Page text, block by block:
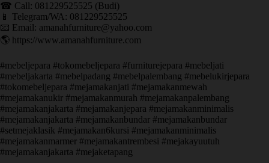
☎ Call: 081229525525 (Budi)
📱 Telegram/WA: 081229525525
📧 Email: amanahfurniture@yahoo.com
🌎 https://www.amanahfurniture.com
#mebeljepara #tokomebeljepara #furniturejepara #mebeljati
#mebeljakarta #mebelpadang #mebelpalembang #mebelukirjepara
#tokomebeljepara #mejamakanjati #mejamakanmewah
#mejamakanukir #mejamakanmurah #mejamakanpalembang
#mejamakanjakarta #mejamakanjepara #mejamakanminimalis
#mejamakanjakarta #mejamakanbundar #mejamakanbundar
#setmejaklasik #mejamakan6kursi #mejamakanminimalis
#mejamakanmarmer #mejamakantrembesi #mejakayuutuh
#mejamakanjakarta #mejaketapang